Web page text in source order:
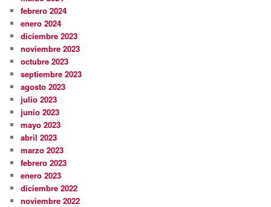
febrero 2024
enero 2024
diciembre 2023
noviembre 2023
octubre 2023
septiembre 2023
agosto 2023
julio 2023
junio 2023
mayo 2023
abril 2023
marzo 2023
febrero 2023
enero 2023
diciembre 2022
noviembre 2022